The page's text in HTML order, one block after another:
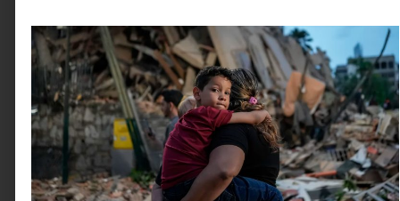
reseñados en el libro.
“La colección Patrimonio de la Biblioteca Digital
Banesco reúne publicaciones que hablan de los rasgos
identitarios de los venezolanos, por eso resguarda
libros que abordan diversos temas como la música, el
deporte, la religiosidad, la historia venezolana y la
gastronomía. CuandoPanaderías caraqueñasvino a
nosotros como un proyecto, no dudamos en apoyarlo
porque vimos en él ese rasgo identitario venezolano, ya